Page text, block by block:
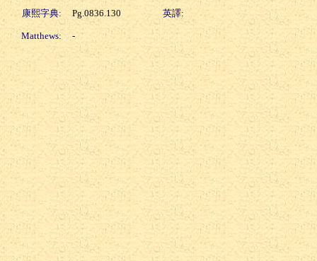
康熙字典: Pg.0836.130 英譯:
Matthews: -